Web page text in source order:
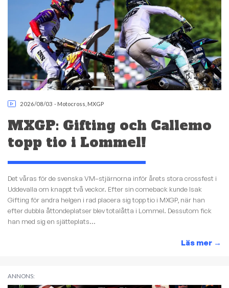
2026/08/03 - Motocross MXGP
MXGP: Gifting och Callemo
topp tio i Lommel!
Det våras för de svenska VM–stjärnorna inför årets stora crossfest i
Uddevalla om knappt två veckor. Efter sin comeback kunde Isak
Gifting för andra helgen i rad placera sig topp tio i MXGP, när han
efter dubbla åttondeplatser blev totalåtta i Lommel. Dessutom fick
han med sig en sjätteplats...
Läs mer →
ANNONS: